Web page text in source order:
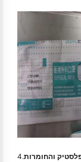
4.והחומרות